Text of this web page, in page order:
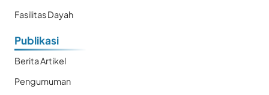
Fasilitas Dayah
Publikasi
Berita Artikel
Pengumuman